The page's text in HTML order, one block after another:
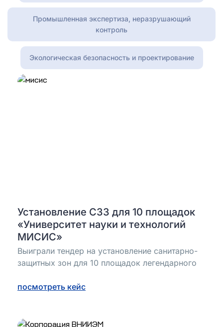
Промышленная экспертиза, неразрушающий
контроль
Экологическая безопасность и проектирование
Установление СЗЗ для 10 площадок
«Университет науки и технологий
МИСИС»
Выиграли тендер на установление санитарно-
защитных зон для 10 площадок легендарного
посмотреть кейс